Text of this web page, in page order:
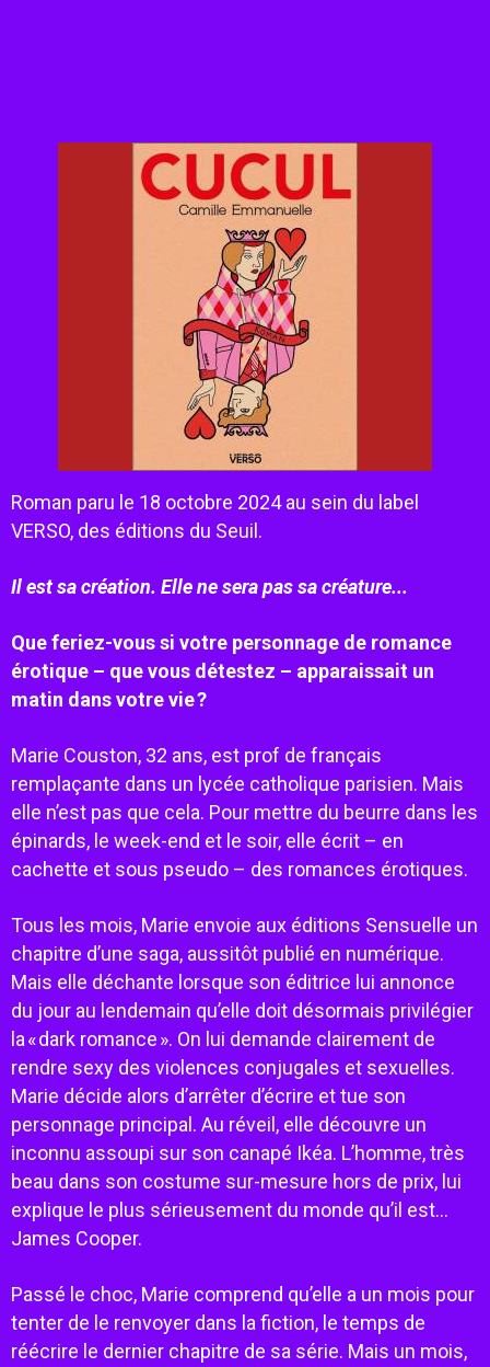
Roman paru le 18 octobre 2024 au sein du label
VERSO, des éditions du Seuil.
Il est sa création. Elle ne sera pas sa créature...
Que feriez-vous si votre personnage de romance
érotique – que vous détestez – apparaissait un
matin dans votre vie ?
Marie Couston, 32 ans, est prof de français
remplaçante dans un lycée catholique parisien. Mais
elle n’est pas que cela. Pour mettre du beurre dans les
épinards, le week-end et le soir, elle écrit – en
cachette et sous pseudo – des romances érotiques.
Tous les mois, Marie envoie aux éditions Sensuelle un
chapitre d’une saga, aussitôt publié en numérique.
Mais elle déchante lorsque son éditrice lui annonce
du jour au lendemain qu’elle doit désormais privilégier
la « dark romance ». On lui demande clairement de
rendre sexy des violences conjugales et sexuelles.
Marie décide alors d’arrêter d’écrire et tue son
personnage principal. Au réveil, elle découvre un
inconnu assoupi sur son canapé Ikéa. L’homme, très
beau dans son costume sur-mesure hors de prix, lui
explique le plus sérieusement du monde qu’il est…
James Cooper.
Passé le choc, Marie comprend qu’elle a un mois pour
tenter de le renvoyer dans la fiction, le temps de
réécrire le dernier chapitre de sa série. Mais un mois,